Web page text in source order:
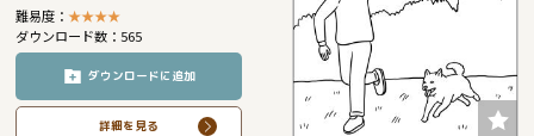
難易度：★★★★
ダウンロード数：565
ダウンロードに追加
詳細を見る